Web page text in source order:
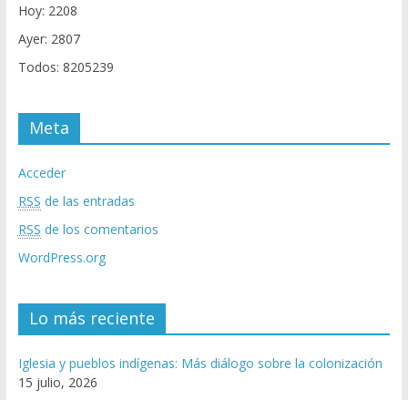
Hoy: 2208
Ayer: 2807
Todos: 8205239
Meta
Acceder
RSS de las entradas
RSS de los comentarios
WordPress.org
Lo más reciente
Iglesia y pueblos indígenas: Más diálogo sobre la colonización
15 julio, 2026